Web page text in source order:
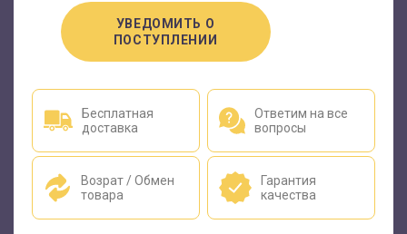
УВЕДОМИТЬ О
ПОСТУПЛЕНИИ
Бесплатная
доставка
Ответим на все
вопросы
Возрат / Обмен
товара
Гарантия
качества